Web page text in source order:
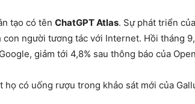
tạo có tên ChatGPT Atlas. Sự phát triển
người tương tác với Internet. Hồi tháng
giảm tới 4,8% sau thông báo của
họ có uống rượu trong khảo sát mới của